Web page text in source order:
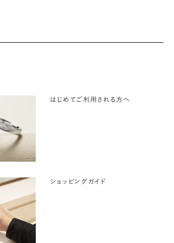
はじめてご利用される方へ
ショッピングガイド